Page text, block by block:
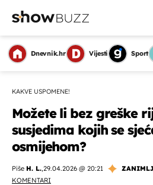
Dnevnik.hr Vijesti Sport
KAKVE USPOMENE!
Možete li bez greške
susjedima kojih se
osmijehom?
Piše H. L.,29.04.2026 @ 20:21
KOMENTARI